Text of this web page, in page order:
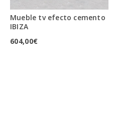
Mueble tv efecto cemento
IBIZA
604,00€